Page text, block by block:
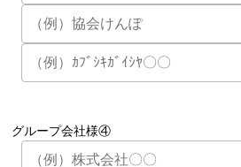
グループ会社様④